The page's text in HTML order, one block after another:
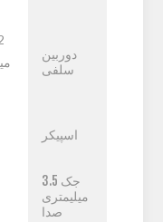
دوربین
سلفی
اسپیکر
جک 3.5
میلیمتری
صدا